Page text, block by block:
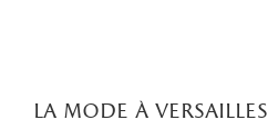
la mode à versailles